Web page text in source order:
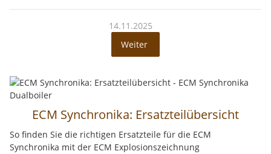
14.11.2025
Weiter
ECM Synchronika: Ersatzteilübersicht
So finden Sie die richtigen Ersatzteile für die ECM
Synchronika mit der ECM Explosionszeichnung